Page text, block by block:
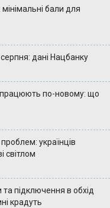
бали для
дані Нацбанку
по-новому: що
українців
світлом
та підключення в обхід
крадуть